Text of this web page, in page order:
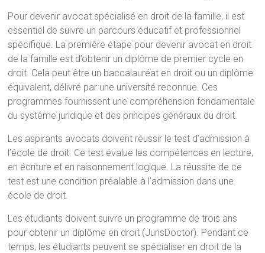
Pour devenir avocat spécialisé en droit de la famille, il est
essentiel de suivre un parcours éducatif et professionnel
spécifique. La première étape pour devenir avocat en droit
de la famille est d’obtenir un diplôme de premier cycle en
droit. Cela peut être un baccalauréat en droit ou un diplôme
équivalent, délivré par une université reconnue. Ces
programmes fournissent une compréhension fondamentale
du système juridique et des principes généraux du droit.
Les aspirants avocats doivent réussir le test d’admission à
l’école de droit. Ce test évalue les compétences en lecture,
en écriture et en raisonnement logique. La réussite de ce
test est une condition préalable à l’admission dans une
école de droit.
Les étudiants doivent suivre un programme de trois ans
pour obtenir un diplôme en droit (JurisDoctor). Pendant ce
temps, les étudiants peuvent se spécialiser en droit de la